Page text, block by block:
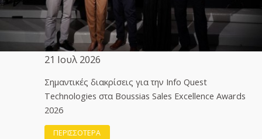
21 Ιουλ 2026
Σημαντικές διακρίσεις για την Info Quest
Technologies στα Boussias Sales Excellence Awards
2026
ΠΕΡΙΣΣΟΤΕΡΑ